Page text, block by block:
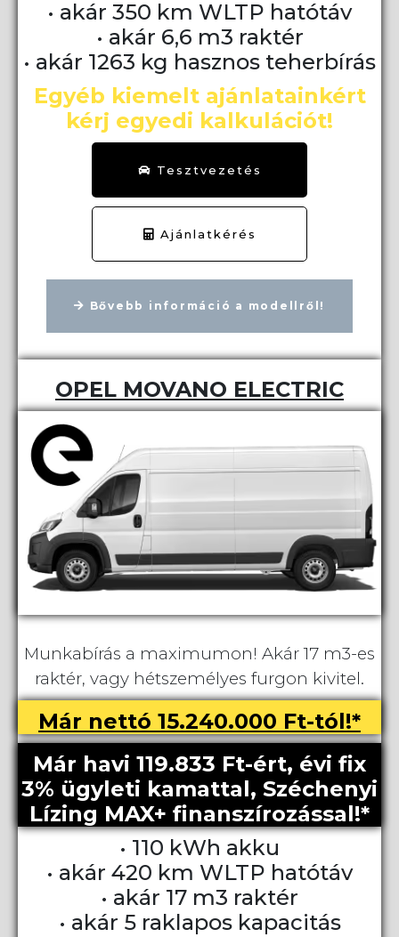
• akár 350 km WLTP hatótáv
• akár 6,6 m3 raktér
• akár 1263 kg hasznos teherbírás
Egyéb kiemelt ajánlatainkért
kérj egyedi kalkulációt!
Tesztvezetés
Ajánlatkérés
Bővebb információ a modellről!
OPEL MOVANO ELECTRIC
Munkabírás a maximumon! Akár 17 m3-es
raktér, vagy hétszemélyes furgon kivitel.
Már nettó 15.240.000 Ft-tól!*
Már havi 119.833 Ft-ért, évi fix
3% ügyleti kamattal, Széchenyi
Lízing MAX+ finanszírozással!*
• 110 kWh akku
• akár 420 km WLTP hatótáv
• akár 17 m3 raktér
• akár 5 raklapos kapacitás